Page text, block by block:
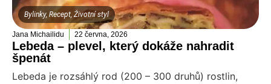
Bylinky, Recept, Životní styl
Jana Michailidu 22 června, 2026
Lebeda – plevel, který dokáže nahradit
špenát
Lebeda je rozsáhlý rod (200 – 300 druhů) rostlin,